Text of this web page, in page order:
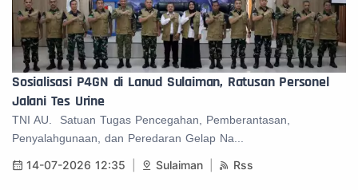
Sosialisasi P4GN di Lanud Sulaiman, Ratusan Personel
Jalani Tes Urine
TNI AU. Satuan Tugas Pencegahan, Pemberantasan,
Penyalahgunaan, dan Peredaran Gelap Na...
14-07-2026 12:35 Sulaiman Rss